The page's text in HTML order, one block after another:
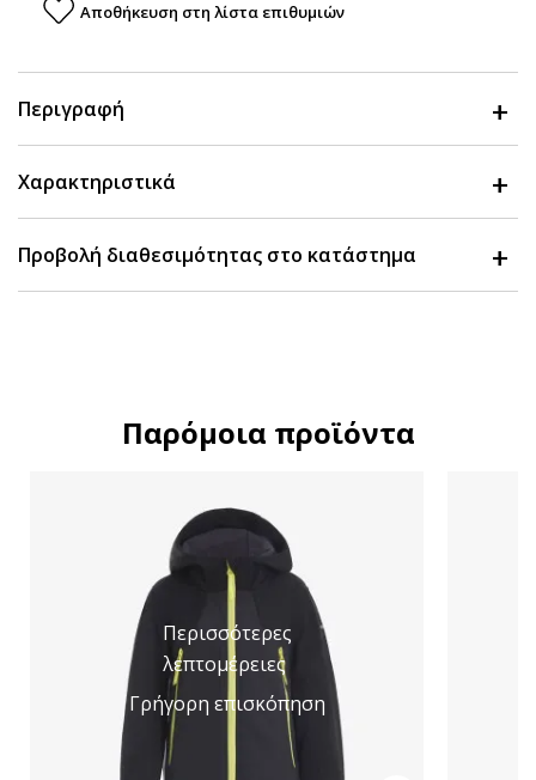
Αποθήκευση στη λίστα επιθυμιών
Περιγραφή
Χαρακτηριστικά
Προβολή διαθεσιμότητας στο κατάστημα
Παρόμοια προϊόντα
Περισσότερες
λεπτομέρειες
Γρήγορη επισκόπηση